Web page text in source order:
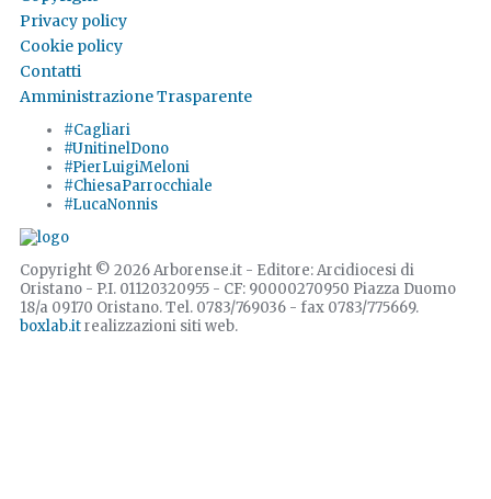
Privacy policy
Cookie policy
Contatti
Amministrazione Trasparente
#Cagliari
#UnitinelDono
#PierLuigiMeloni
#ChiesaParrocchiale
#LucaNonnis
Copyright © 2026 Arborense.it - Editore: Arcidiocesi di
Oristano - P.I. 01120320955 - CF: 90000270950 Piazza Duomo
18/a 09170 Oristano. Tel. 0783/769036 - fax 0783/775669.
boxlab.itrealizzazioni siti web.